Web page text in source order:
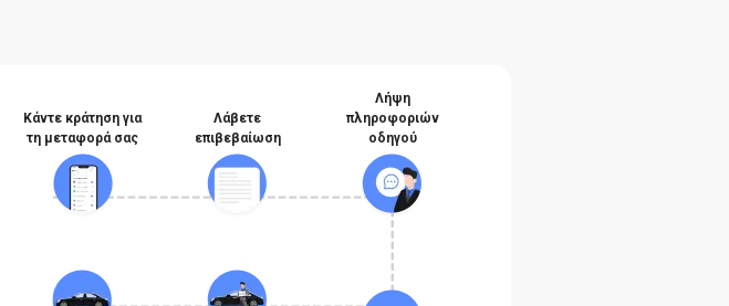
Κάντε κράτηση για
τη μεταφορά σας
Λάβετε
επιβεβαίωση
Λήψη
πληροφοριών
οδηγού